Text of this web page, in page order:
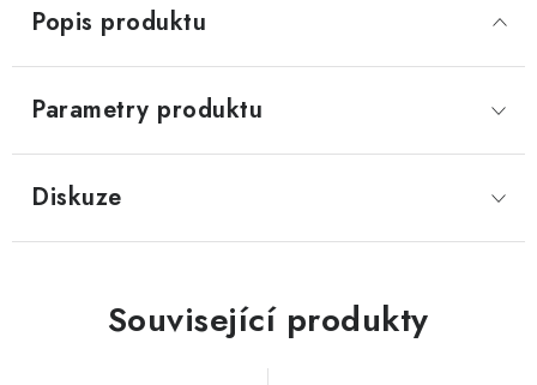
Popis produktu
Parametry produktu
Diskuze
Související produkty